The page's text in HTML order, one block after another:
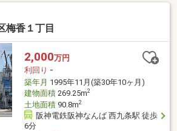
梅香１丁目
2,000万円
利回り -
築年月 1995年11月(築30年10ヶ月)
建物面積269.25m2
土地面積90.8m2
阪神電鉄阪神なんば 西九条駅 徒歩
6分